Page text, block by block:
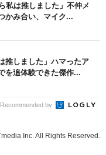
私は推しました」不仲メ
かみ合い、マイク...
推しました」ハマったア
を追体験できた傑作...
Recommended by
Inc. All Rights Reserved.